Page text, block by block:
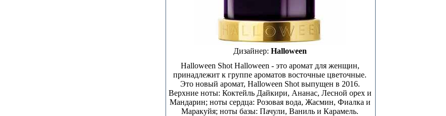
Дизайнер: Halloween
Halloween Shot Halloween - это аромат для женщин,
принадлежит к группе ароматов восточные цветочные.
Это новый аромат, Halloween Shot выпущен в 2016.
Верхние ноты: Коктейль Дайкири, Ананас, Лесной орех и
Мандарин; ноты сердца: Розовая вода, Жасмин, Фиалка и
Маракуйя; ноты базы: Пачули, Ваниль и Карамель.